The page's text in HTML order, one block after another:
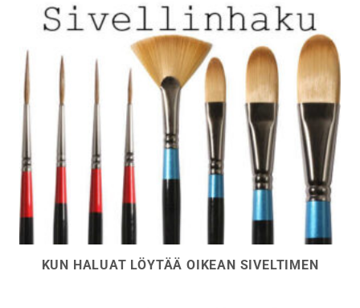
KUN HALUAT LÖYTÄÄ OIKEAN SIVELTIMEN